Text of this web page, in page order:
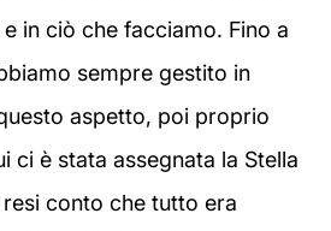
in ciò che facciamo. Fino a
sempre gestito in
aspetto, poi proprio
ci è stata assegnata la Stella
conto che tutto era